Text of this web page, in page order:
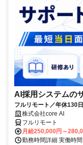
AI採用システムの
フルリモート／年休130
株式会社core AI
フルリモート
月給250,000円～
勤務時間詳細 実働時